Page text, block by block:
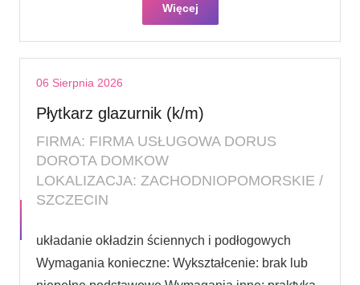
Więcej
06 Sierpnia 2026
Płytkarz glazurnik (k/m)
FIRMA: FIRMA USŁUGOWA DORUS
DOROTA DOMKOW
LOKALIZACJA: ZACHODNIOPOMORSKIE /
SZCZECIN
układanie okładzin ściennych i podłogowych
Wymagania konieczne: Wykształcenie: brak lub